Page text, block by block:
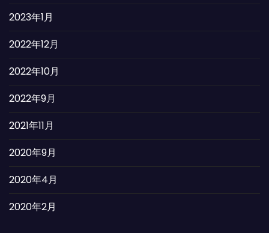
2023年1月
2022年12月
2022年10月
2022年9月
2021年11月
2020年9月
2020年4月
2020年2月